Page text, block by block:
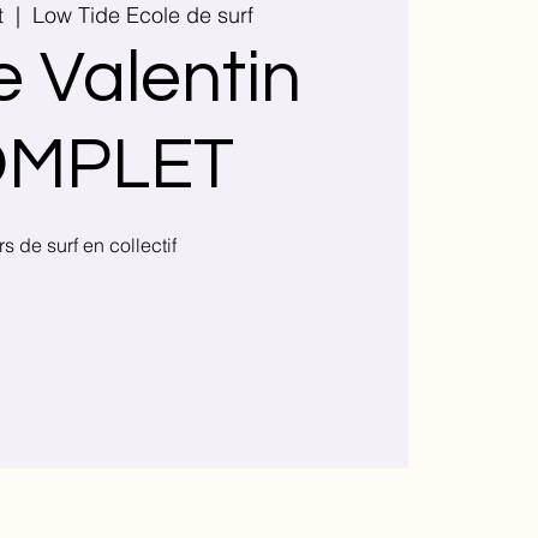
  |
Low Tide Ecole de surf
Valentin
de surf en collectif